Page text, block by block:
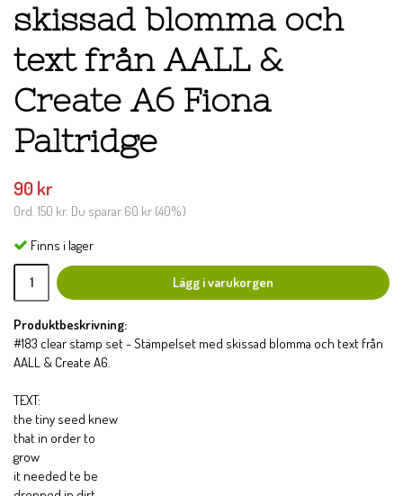
skissad blomma och
text från AALL &
Create A6 Fiona
Paltridge
90 kr
Ord. 150 kr. Du sparar 60 kr (40%)
Finns i lager
Lägg i varukorgen
Produktbeskrivning:
#183 clear stamp set - Stämpelset med skissad blomma och text från
AALL & Create A6.
TEXT:
the tiny seed knew
that in order to
grow
it needed te be